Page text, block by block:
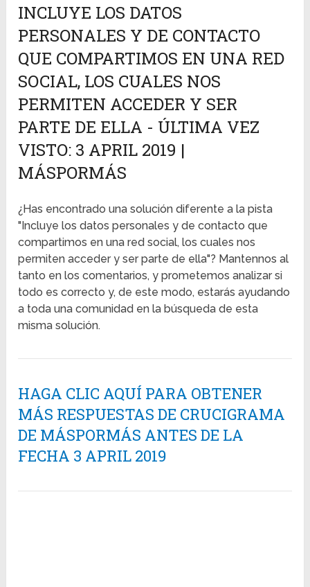
INCLUYE LOS DATOS
PERSONALES Y DE CONTACTO
QUE COMPARTIMOS EN UNA RED
SOCIAL, LOS CUALES NOS
PERMITEN ACCEDER Y SER
PARTE DE ELLA - ÚLTIMA VEZ
VISTO: 3 APRIL 2019 |
MÁSPORMÁS
¿Has encontrado una solución diferente a la pista
"Incluye los datos personales y de contacto que
compartimos en una red social, los cuales nos
permiten acceder y ser parte de ella"? Mantennos al
tanto en los comentarios, y prometemos analizar si
todo es correcto y, de este modo, estarás ayudando
a toda una comunidad en la búsqueda de esta
misma solución.
HAGA CLIC AQUÍ PARA OBTENER
MÁS RESPUESTAS DE CRUCIGRAMA
DE MÁSPORMÁS ANTES DE LA
FECHA 3 APRIL 2019